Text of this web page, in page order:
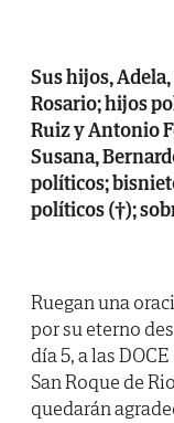
Sus hijos,
Rosario; hijos
Ruiz y Antonio
Susana,
políticos;
políticos (†);
Ruegan una
por su eterno
día 5, a las
San Roque de
quedarán